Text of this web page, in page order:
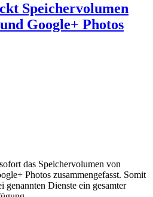
Speichervolumen
Google+ Photos
das Speichervolumen von
Photos zusammengefasst. Somit
genannten Dienste ein gesamter